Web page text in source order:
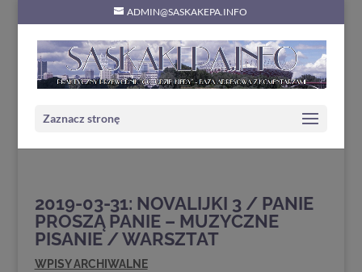
ADMIN@SASKAKEPA.INFO
Zaznacz stronę
2019-03-31: NOVALIJKI 3 / PANIE
PROSZĄ PANIE – MUZYCZNE
PISANIE / WARSZTAT
WPISY ARCHIWALNE